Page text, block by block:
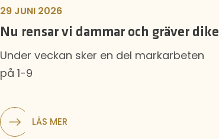
29 JUNI 2026
Nu rensar vi dammar och gräver dike
Under veckan sker en del markarbeten
på 1-9
LÄS MER